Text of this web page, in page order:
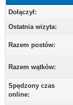
Dołączył:
Ostatnia wizyta:
Razem postów:
Razem wątków:
Spędzony czas
online: